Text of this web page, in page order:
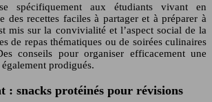
spécifiquement aux étudiants vivant en
des recettes faciles à partager et à préparer à
mis sur la convivialité et l’aspect social de la
de repas thématiques ou de soirées culinaires
conseils pour organiser efficacement une
prodigués.
: snacks protéinés pour révisions